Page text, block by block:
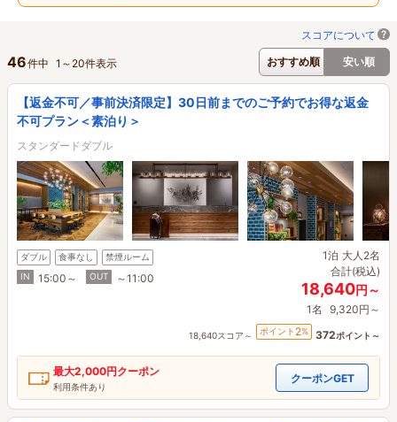
スコアについて
おすすめ順
安い順
46件中 1 ～ 20件表示
【返金不可／事前決済限定】30日前までのご予約でお得な返金
不可プラン＜素泊り＞
スタンダードダブル
ダブル 食事なし
禁煙ルーム
IN
15:00～ OUT ～11:00
1泊 大人2名
合計(税込)
18,640円～
1名 9,320円～
18,640スコア～ ポイント 2% 372ポイント～
最大2,000円クーポン
利用条件あり
クーポンGET